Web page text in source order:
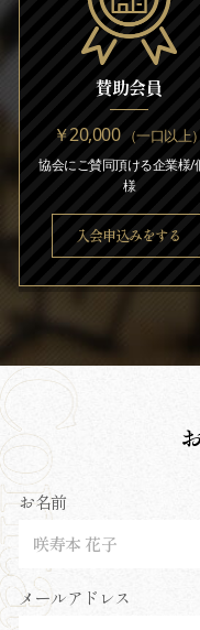
賛助会員
￥20,000（一口以上）
協会にご賛同頂ける企業様/
様
入会申込みをする
お名前
メールアドレス